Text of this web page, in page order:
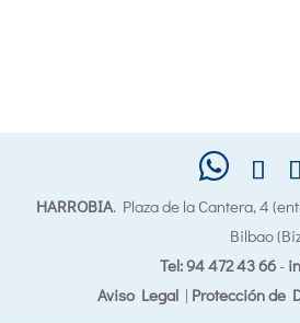
HARROBIA. Plaza de la Cantera, 4
Bilbao
Tel: 94 472 43 66-
Aviso Legal| Protección de